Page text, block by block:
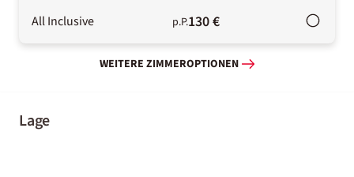
All Inclusive p.P.130 €
WEITERE ZIMMEROPTIONEN
Lage